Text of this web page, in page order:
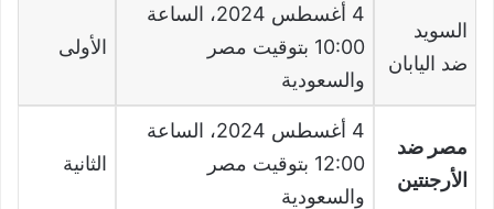
السويد
ضد اليابان
4 أغسطس
، الساعة
10:00 بتوقيت مصر
والسعودية
الأولى
مصر ضد
الأرجنتين
4 أغسطس
، الساعة
12:00 بتوقيت مصر
والسعودية
الثانية